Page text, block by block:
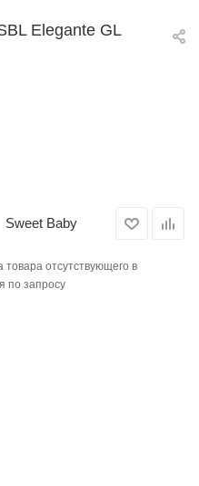
Elegante GL
Sweet Baby
товара отсутствующего в
по запросу